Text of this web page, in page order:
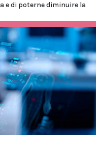
e di poterne diminuire la